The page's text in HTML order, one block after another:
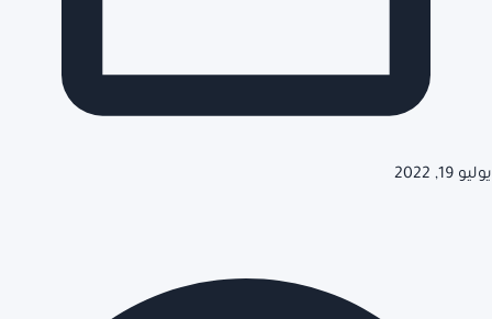
يوليو 19, 2022